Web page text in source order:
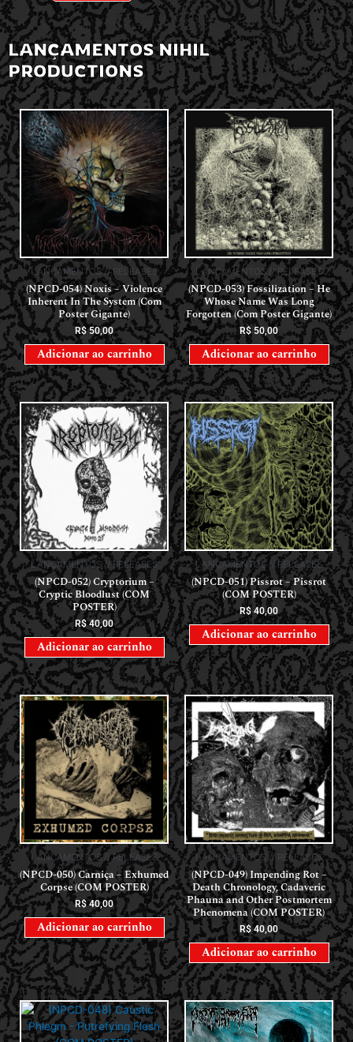
LANÇAMENTOS NIHIL
PRODUCTIONS
LANÇAMENTOS // RELEASES
(NPCD-054) Noxis – Violence
Inherent In The System (Com
Poster Gigante)
R$50,00
Adicionar ao carrinho
LANÇAMENTOS // RELEASES
(NPCD-053) Fossilization – He
Whose Name Was Long
Forgotten (Com Poster Gigante)
R$ 50,00
Adicionar ao carrinho
LANÇAMENTOS // RELEASES
(NPCD-052) Cryptorium –
Cryptic Bloodlust (COM
POSTER)
R$40,00
Adicionar ao carrinho
LANÇAMENTOS // RELEASES
(NPCD-051) Pissrot – Pissrot
(COM POSTER)
R$40,00
Adicionar ao carrinho
LANÇAMENTOS // RELEASES
(NPCD-050) Carniça – Exhumed
Corpse (COM POSTER)
R$40,00
Adicionar ao carrinho
LANÇAMENTOS // RELEASES
(NPCD-049) Impending Rot –
Death Chronology, Cadaveric
Phauna and Other Postmortem
Phenomena (COM POSTER)
R$40,00
Adicionar ao carrinho